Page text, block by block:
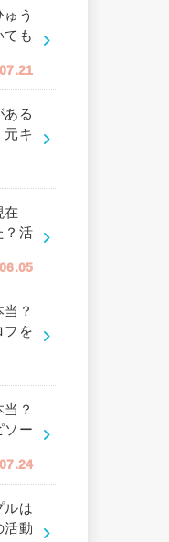
う
ても
ある
元キ
在
？活
？
フを
？
ソー
ルは
活動